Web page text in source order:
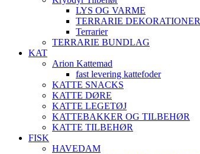
LYS OG VARME
TERRARIE DEKORATIONER
Terrarier
TERRARIE BUNDLAG
KAT
Arion Kattemad
fast levering kattefoder
KATTE SNACKS
KATTE DØRE
KATTE LEGETØJ
KATTEBAKKER OG TILBEHØR
KATTE TILBEHØR
FISK
HAVEDAM